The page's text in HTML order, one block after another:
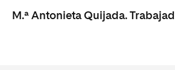
M.ª Antonieta Quijada.